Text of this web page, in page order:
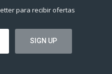
para recibir ofertas